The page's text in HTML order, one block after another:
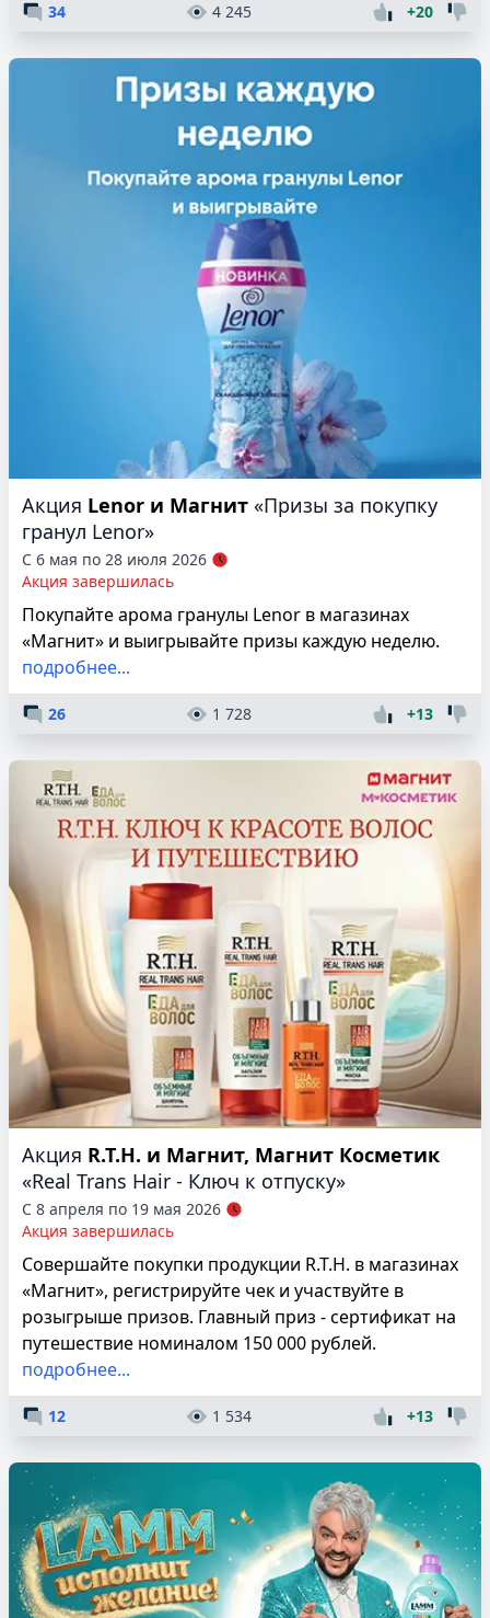
34 4 245 +20
Акция Lenor и Магнит «Призы за покупку
гранул Lenor»
С 6 мая по 28 июля 2026
Акция завершилась
Покупайте арома гранулы Lenor в магазинах
«Магнит» и выигрывайте призы каждую неделю.
подробнее...
26 1 728 +13
Акция R.T.H. и Магнит, Магнит Косметик
«Real Trans Hair - Ключ к отпуску»
С 8 апреля по 19 мая 2026
Акция завершилась
Совершайте покупки продукции R.T.H. в магазинах
«Магнит», регистрируйте чек и участвуйте в
розыгрыше призов. Главный приз - сертификат на
путешествие номиналом 150 000 рублей.
подробнее...
12 1 534 +13